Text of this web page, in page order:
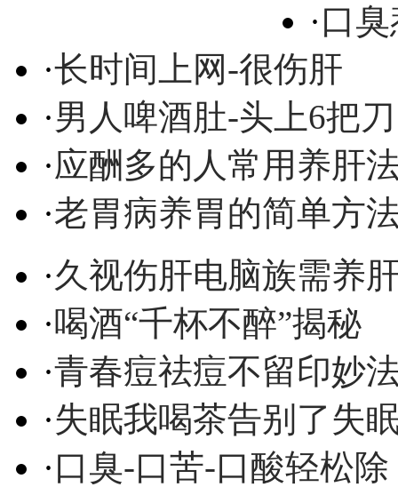
·口
·长时间上网-很伤肝
·男人啤酒肚-头上6把刀
·应酬多的人常用养肝
·老胃病养胃的简单方
·久视伤肝电脑族需养
·喝酒“千杯不醉”揭秘
·青春痘祛痘不留印妙
·失眠我喝茶告别了失
·口臭-口苦-口酸轻松除